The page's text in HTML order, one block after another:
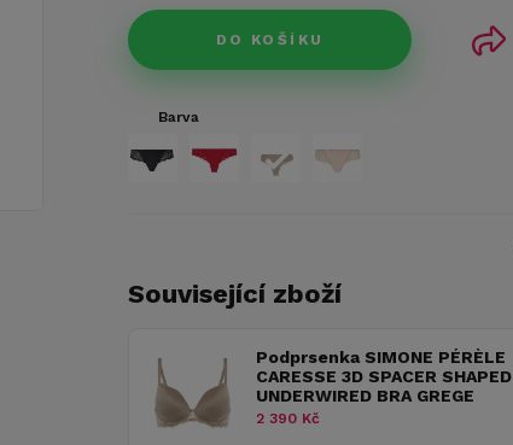
DO KOŠÍKU
Barva
Související zboží
Podprsenka SIMONE PÉRÈLE
CARESSE 3D SPACER SHAPED
UNDERWIRED BRA GREGE
2 390 Kč